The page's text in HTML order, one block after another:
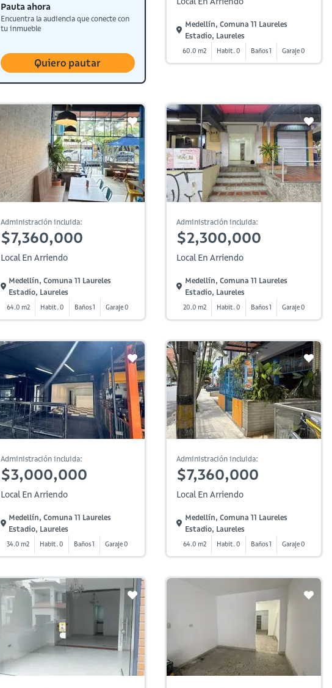
Pauta ahora
Encuentra la audiencia que conecte con
tu inmueble
Quiero pautar
Medellín, Comuna 11 Laureles
Estadio, Laureles
60.0 m2 Habit. 0 Baños 1 Garaje 0
Administración incluida:
$7,360,000
Local En Arriendo
Medellín, Comuna 11 Laureles
Estadio, Laureles
64.0 m2 Habit. 0 Baños 1 Garaje 0
Administración incluida:
$2,300,000
Local En Arriendo
Medellín, Comuna 11 Laureles
Estadio, Laureles
20.0 m2 Habit. 0 Baños 1 Garaje 0
Administración incluida:
$3,000,000
Local En Arriendo
Medellín, Comuna 11 Laureles
Estadio, Laureles
34.0 m2 Habit. 0 Baños 1 Garaje 0
Administración incluida:
$7,360,000
Local En Arriendo
Medellín, Comuna 11 Laureles
Estadio, Laureles
64.0 m2 Habit. 0 Baños 1 Garaje 0